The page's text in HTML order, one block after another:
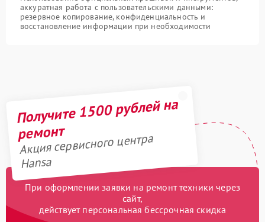
аккуратная работа с пользовательскими данными:
резервное копирование, конфиденциальность и
восстановление информации при необходимости
Получите 1500 рублей на
ремонт
Акция сервисного центра
Hansa
При оформлении заявки на ремонт техники через
сайт,
действует персональная бессрочная скидка